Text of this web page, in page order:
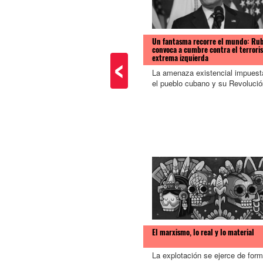
Un fantasma recorre el mundo:
convoca a cumbre contra el
extrema izquierda
La amenaza existencial
el pueblo cubano y su
El marxismo, lo real y lo material
La explotación se ejerce de
<